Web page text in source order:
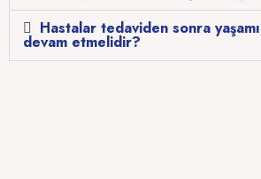
Hastalar tedaviden sonra
devam etmelidir?